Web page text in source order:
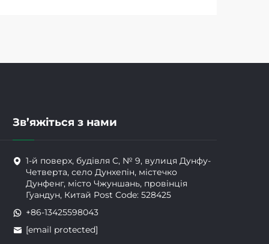
Зв’яжіться з нами
1-й поверх, будівля C, № 9, вулиця Дунфу-
Четверта, село Дунхепін, містечко
Дунфенг, місто Чжуншань, провінція
Гуандун, Китай Post Code: 528425
+86-13425598043
[email protected]